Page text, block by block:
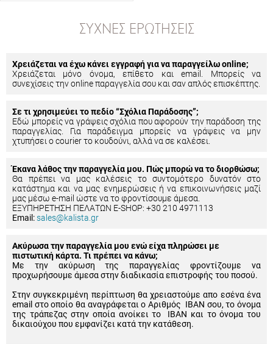
ΣΥΧΝΈΣ ΕΡΩΤΉΣΕΙΣ
Χρειάζεται να έχω κάνει εγγραφή για να παραγγείλω online;
Χρειάζεται μόνο όνομα, επίθετο και email. Μπορείς να
συνεχίσεις την online παραγγελία σου και σαν απλός επισκέπτης.
Σε τι χρησιμεύει το πεδίο “Σχόλια Παράδοσης”;
Εδώ μπορείς να γράψεις σχόλια που αφορούν την παράδοση της
παραγγελίας. Για παράδειγμα μπορείς να γράψεις να μην
χτυπήσει ο courier το κουδούνι, αλλά να σε καλέσει.
Έκανα λάθος την παραγγελία μου. Πώς μπορώ να το διορθώσω;
Θα πρέπει να μας καλέσεις το συντομότερο δυνατόν στο
κατάστημα και να μας ενημερώσεις ή να επικοινωνήσεις μαζί
μας μέσω e-mail ώστε να το φροντίσουμε άμεσα.
ΕΞΥΠΗΡΕΤΗΣΗ ΠΕΛΑΤΩΝ E-SHOP: +30 210 4971113
Email:sales@kalista.gr
Ακύρωσα την παραγγελία μου ενώ είχα πληρώσει με
πιστωτική κάρτα. Τι πρέπει να κάνω;
Με την ακύρωση της παραγγελίας φροντίζουμε να
προχωρήσουμε άμεσα στην διαδικασία επιστροφής του ποσού.
Στην συγκεκριμένη περίπτωση θα χρειαστούμε απο εσένα ένα
email στο οποίο θα αναγράφεται ο Αριθμός IBAN σου, το όνομα
της τράπεζας στην οποία ανοίκει το IBAN και το όνομα του
δικαιούχου που εμφανίζει κατά την κατάθεση.